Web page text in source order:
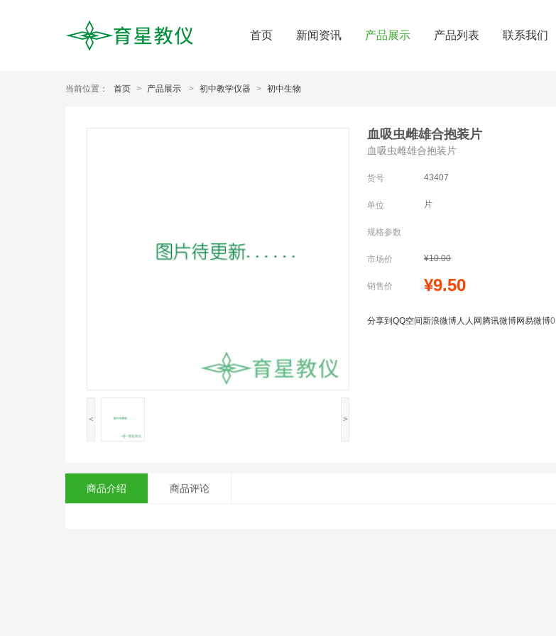
首页 新闻资讯 产品展示 产品列表 联系我们
当前位置： 首页 > 产品展示 > 初中教学仪器 > 初中生物
< >
血吸虫雌雄合抱装片
血吸虫雌雄合抱装片
货号 43407
单位 片
规格参数
市场价 ¥10.00
销售价 ¥9.50
分享到 QQ空间新浪微博人人网 腾讯微博网易微博0
商品介绍 商品评论